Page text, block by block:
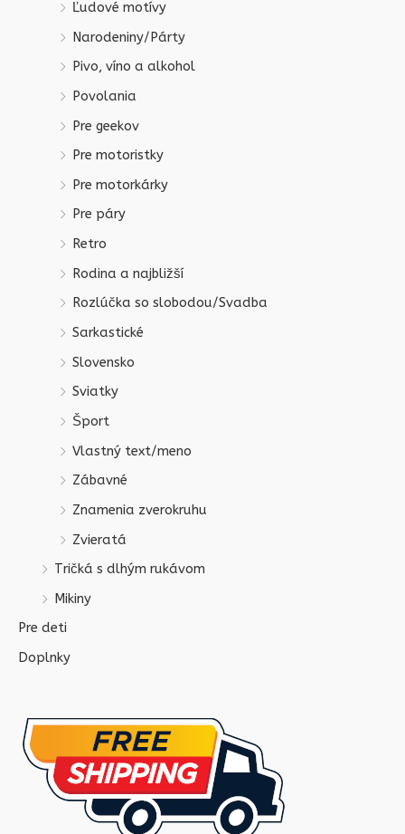
Ľudové motívy
Narodeniny/Párty
Pivo, víno a alkohol
Povolania
Pre geekov
Pre motoristky
Pre motorkárky
Pre páry
Retro
Rodina a najbližší
Rozlúčka so slobodou/Svadba
Sarkastické
Slovensko
Sviatky
Šport
Vlastný text/meno
Zábavné
Znamenia zverokruhu
Zvieratá
Tričká s dlhým rukávom
Mikiny
Pre deti
Doplnky